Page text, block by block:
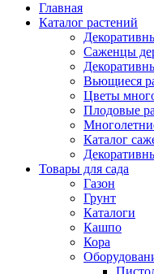
Главная
Каталог растений
Саженцы
Вьющиеся
Цветы
Плодовые
Каталог
Товары для сада
Газон
Грунт
Каталоги
Кашпо
Кора